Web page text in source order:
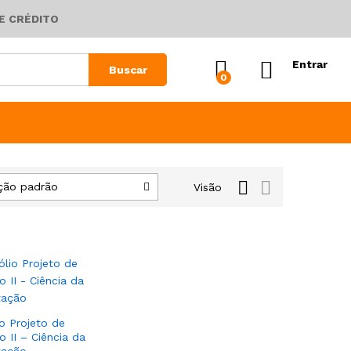
CRÉDITO
Buscar
0
Entrar
Visão
padrão
Projeto de
II – Ciência da